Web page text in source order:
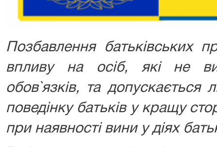
Позбавлення батьківських
впливу на осіб, які не
обов`язків, та допускається
поведінку батьків у кращу
при наявності вини у діях